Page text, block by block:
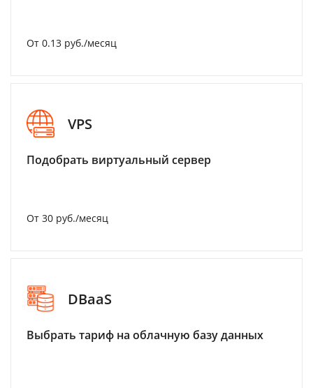
От 0.13 руб./месяц
VPS
Подобрать виртуальный сервер
От 30 руб./месяц
DBaaS
Выбрать тариф на облачную базу данных